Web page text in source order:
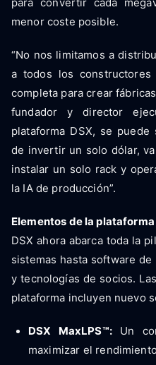
menor coste posible.
“No nos limitamos a
a todos los
completa para crear
fundador y director
plataforma DSX, se
de invertir un solo dólar,
instalar un solo rack y
la IA de producción”.
Elementos de la plataforma
DSX ahora abarca toda la
sistemas hasta software
y tecnologías de socios.
plataforma incluyen nuevo
DSX MaxLPS™:Un
maximizar el